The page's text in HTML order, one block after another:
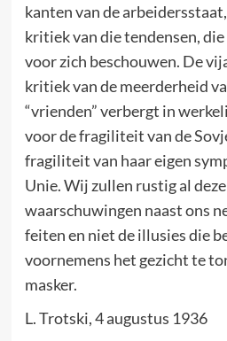
kanten van de
kritiek van die tendensen,
voor zich beschouwen. De
kritiek van de meerderheid
“vrienden” verbergt in
voor de fragiliteit van de
fragiliteit van haar eigen
Unie. Wij zullen rustig al
waarschuwingen naast ons
feiten en niet de illusies die
voornemens het gezicht te
masker.
L. Trotski, 4 augustus 1936